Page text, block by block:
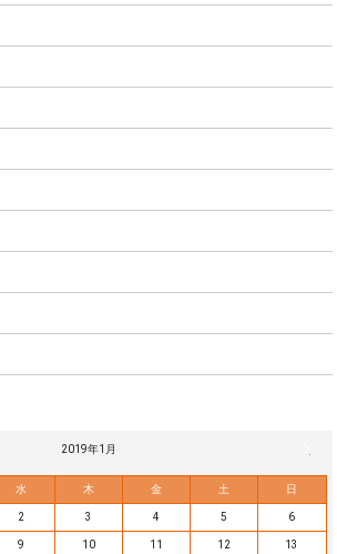
2019年1月
水 木 金 土 日
2 3 4 5 6
9 10 11 12 13